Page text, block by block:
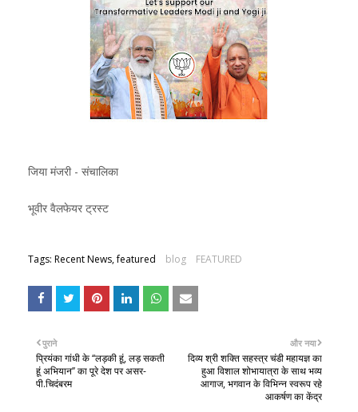
जिया मंजरी - संचालिका
भूवीर वैलफेयर ट्रस्ट
Tags: Recent News, featured blog FEATURED
और नया
दिव्य श्री शक्ति सहस्त्र चंडी महायज्ञ का
हुआ विशाल शोभायात्रा के साथ भव्य
आगाज, भगवान के विभिन्न स्वरूप रहे
आकर्षण का केंद्र
पुराने
प्रियंका गांधी के ‘‘लड़की हूं, लड़ सकती
हूं अभियान’’ का पूरे देश पर असर-
पी.चिदंबरम